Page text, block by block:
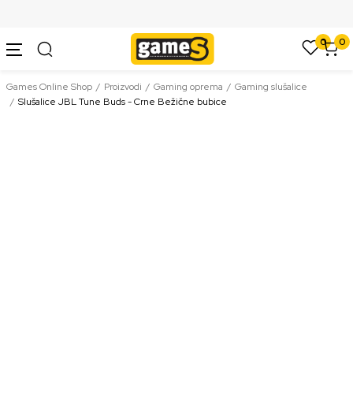
0 0
Games Online Shop Proizvodi Gaming oprema
Gaming slušalice
Slušalice JBL Tune Buds - Crne Bežične bubice